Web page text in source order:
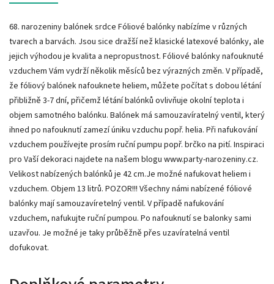
68. narozeniny balónek srdce Fóliové balónky nabízíme v různých
tvarech a barvách. Jsou sice dražší než klasické latexové balónky, ale
jejich výhodou je kvalita a nepropustnost. Fóliové balónky nafouknuté
vzduchem Vám vydrží několik měsíců bez výrazných změn. V případě,
že fóliový balónek nafouknete heliem, můžete počítat s dobou létání
přibližně 3-7 dní, přičemž létání balónků ovlivňuje okolní teplota i
objem samotného balónku. Balónek má samouzavíratelný ventil, který
ihned po nafouknutí zamezí úniku vzduchu popř. helia. Při nafukování
vzduchem používejte prosím ruční pumpu popř. brčko na pití. Inspiraci
pro Vaší dekoraci najdete na našem blogu www.party-narozeniny.cz.
Velikost nabízených balónků je 42 cm.Je možné nafukovat heliem i
vzduchem. Objem 13 litrů. POZOR!!! Všechny námi nabízené fóliové
balónky mají samouzavíretelný ventil. V případě nafukování
vzduchem, nafukujte ruční pumpou. Po nafouknutí se balonky sami
uzavřou. Je možné je taky průběžně přes uzavíratelná ventil
dofukovat.